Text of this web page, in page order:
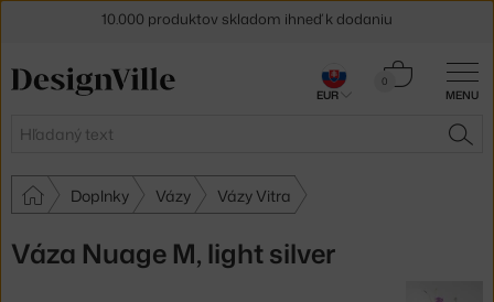
MENU
Hľadať
0
Košík
Doplnky Vázy Vázy Vitra
Váza Nuage M, light silver
30 dní na vrátenie tovaru
EUR